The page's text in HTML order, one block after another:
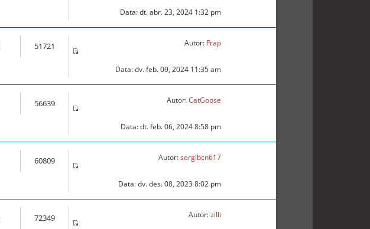
Data: dt. abr. 23, 2024 1:32 pm
51721 Autor: Frap
Data: dv. feb. 09, 2024 11:35 am
56639 Autor:CatGoose
Data: dt. feb. 06, 2024 8:58 pm
60809 Autor:sergibcn617
Data: dv. des. 08, 2023 8:02 pm
72349 Autor:zilli